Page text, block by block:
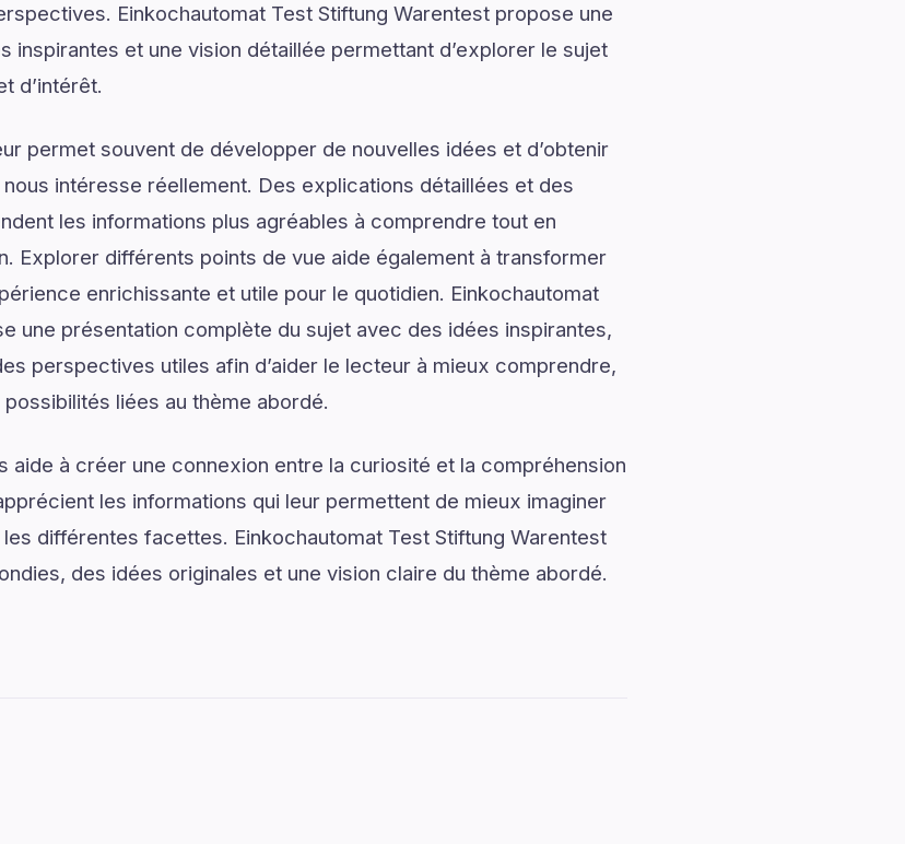
Einkochautomat Test Stiftung Warentest propose une
inspirantes et une vision détaillée permettant d’explorer le sujet
d’intérêt.
permet souvent de développer de nouvelles idées et d’obtenir
intéresse réellement. Des explications détaillées et des
les informations plus agréables à comprendre tout en
Explorer différents points de vue aide également à transformer
enrichissante et utile pour le quotidien. Einkochautomat
une présentation complète du sujet avec des idées inspirantes,
perspectives utiles afin d’aider le lecteur à mieux comprendre,
liées au thème abordé.
aide à créer une connexion entre la curiosité et la compréhension
les informations qui leur permettent de mieux imaginer
différentes facettes. Einkochautomat Test Stiftung Warentest
des idées originales et une vision claire du thème abordé.